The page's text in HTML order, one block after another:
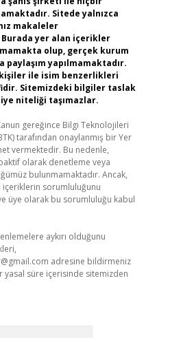
Sitede yalnızca
makaleler
Burada yer alan içerikler
olup, gerçek kurum
paylaşım yapılmamaktadır.
ile isim benzerlikleri
Sitemizdeki bilgiler taslak
niteliği taşımazlar.
gereğince Bilgi Teknolojileri
tarafından onaylanmış bir Yer
vermektedir. Bu nedenle,
olarak denetleme veya
bulunmamaktadır. Ancak,
içeriklerin sorumluluğunu
üye olarak bu sorumluluğu kabul
aykırı olduğunu
adresine bildirmeniz
yasal süre içerisinde sitemizden